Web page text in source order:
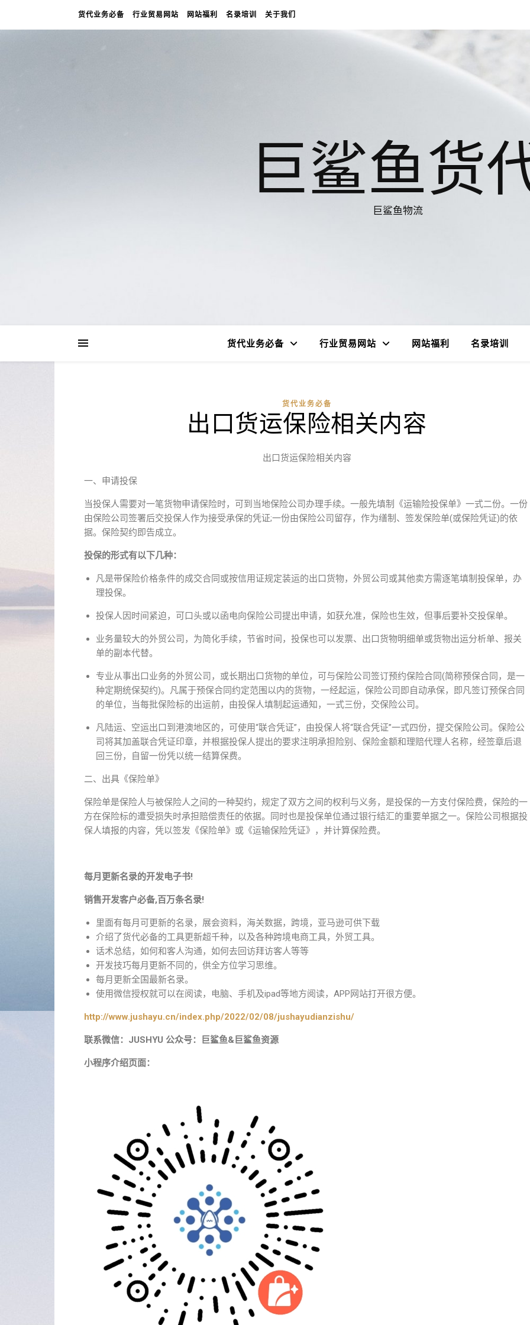
货代业务必备 行业贸易网站 网站福利 名录培训 关于我们
巨鲨鱼货
巨鲨鱼物流
货代业务必备 行业贸易网站 网站福利 名录培训
货代业务必备
出口货运保险相关内容
出口货运保险相关内容
一、申请投保
当投保人需要对一笔货物申请保险时，可到当地保险公司办理手续。一般先填制《运输险投保单》一式二份。一份
由保险公司签署后交投保人作为接受承保的凭证;一份由保险公司留存，作为缮制、签发保险单(或保险凭证)的依
据。保险契约即告成立。
投保的形式有以下几种：
凡是带保险价格条件的成交合同或按信用证规定装运的出口货物，外贸公司或其他卖方需逐笔填制投保单，办
理投保。
投保人因时间紧迫，可口头或以函电向保险公司提出申请，如获允准，保险也生效，但事后要补交投保单。
业务量较大的外贸公司，为简化手续，节省时间，投保也可以发票、出口货物明细单或货物出运分析单、报关
单的副本代替。
专业从事出口业务的外贸公司，或长期出口货物的单位，可与保险公司签订预约保险合同(简称预保合同，是一
种定期统保契约)。凡属于预保合同约定范围以内的货物，一经起运，保险公司即自动承保，即凡签订预保合同
的单位，当每批保险标的出运前，由投保人填制起运通知，一式三份，交保险公司。
凡陆运、空运出口到港澳地区的，可使用“联合凭证”，由投保人将“联合凭证”一式四份，提交保险公司。保险公
司将其加盖联合凭证印章，并根据投保人提出的要求注明承担险别、保险金额和理赔代理人名称，经签章后退
回三份，自留一份凭以统一结算保费。
二、出具《保险单》
保险单是保险人与被保险人之间的一种契约，规定了双方之间的权利与义务，是投保的一方支付保险费，保险的一
方在保险标的遭受损失时承担赔偿责任的依据。同时也是投保单位通过银行结汇的重要单据之一。保险公司根据投
保人填报的内容，凭以签发《保险单》或《运输保险凭证》，并计算保险费。
每月更新名录的开发电子书!
销售开发客户必备,百万条名录!
里面有每月可更新的名录，展会资料，海关数据，跨境，亚马逊可供下载
介绍了货代必备的工具更新超千种，以及各种跨境电商工具，外贸工具。
话术总结，如何和客人沟通，如何去回访拜访客人等等
开发技巧每月更新不同的，供全方位学习思维。
每月更新全国最新名录。
使用微信授权就可以在阅读，电脑、手机及ipad等地方阅读，APP网站打开很方便。
http://www.jushayu.cn/index.php/2022/02/08/jushayudianzishu/
联系微信：JUSHYU 公众号：巨鲨鱼&巨鲨鱼资源
小程序介绍页面：